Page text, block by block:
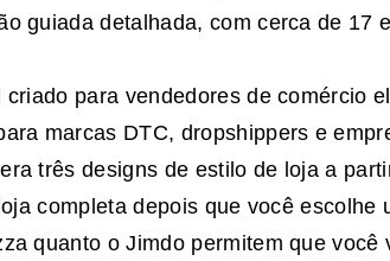
guiada detalhada, com cerca de 17
criado para vendedores de comércio
marcas DTC, dropshippers e
três designs de estilo de loja a
completa depois que você escolhe
quanto o Jimdo permitem que você